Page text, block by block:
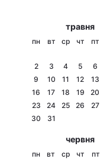
Економіка
Спорт
Техно і зв'язок
Зброя
травня
пн вт ср чт пт
2
3 4 5 6
9
10 11 12 13
16
17 18 19 20
23
24 25 26 27
30
31
червня
пн вт ср чт пт